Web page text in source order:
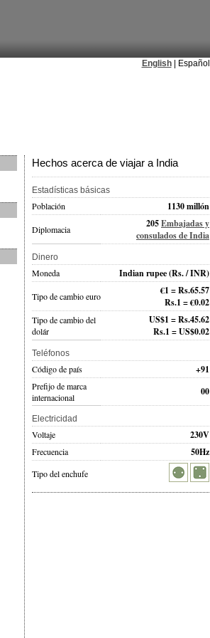
English| Español
Hechos acerca de viajar a India
Estadísticas básicas
Población 1130 millón
Diplomacia 205Embajadas y
consulados de India
Dinero
Moneda Indian rupee(Rs. / INR)
Tipo de cambio euro
€1 = Rs.65.57
Rs.1 = €0.02
Tipo de cambio del
dolár
US$1 = Rs.45.62
Rs.1 = US$0.02
Teléfonos
Código de país +91
Prefijo de marca
internacional
00
Electricidad
Voltaje 230V
Frecuencia 50Hz
Tipo del enchufe